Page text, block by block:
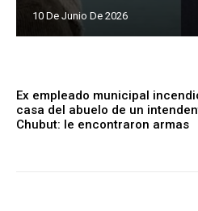
10 De Junio De 2026
Ex empleado municipal
casa del abuelo de un
Chubut: le encontraron armas